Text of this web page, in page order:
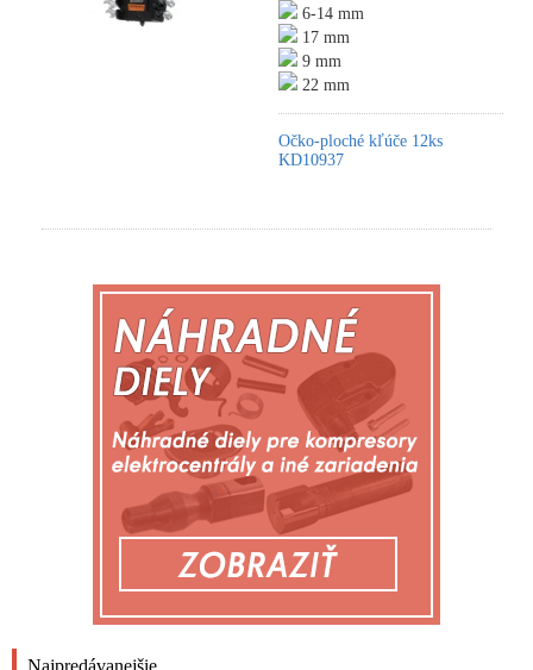
Najpredávanejšie
6-14 mm
17 mm
9 mm
22 mm
Očko-ploché kľúče 12ks
KD10937